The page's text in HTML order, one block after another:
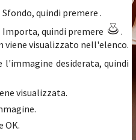
quindi premere .
Importa, quindi premere
.
visualizzato nell'elenco.
l'immagine desiderata, quindi
visualizzata.
OK.